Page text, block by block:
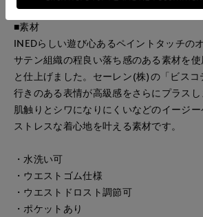
■素材
INEDらしい遊び心あるペイントタッチの
サテン組織の程良い落ち感のある素材を
と仕上げました。セーレン(株)の「ビスコ
行きのある表情が高級感をさらにプラス
肌触りとシワになりにくいなどのイージ
ストレスな着心地を叶える素材です。
・水洗い可
・ウエストゴム仕様
・ウエストドロスト調節可
・ポケットあり